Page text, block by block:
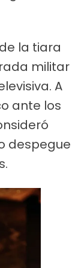
la tiara
militar
A
ante los
despegue